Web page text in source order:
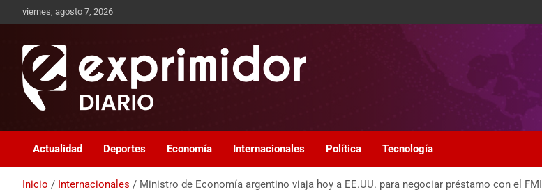
viernes, agosto 7, 2026
Exprimidor media
Actualidad Deportes Economía Internacionales Política Tecnología
Inicio Internacionales Ministro de Economía argentino viaja hoy a EE.UU. para negociar préstamo con el FMI